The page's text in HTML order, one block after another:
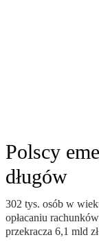
Polscy
długów
302 tys. osób w
opłacaniu
przekracza 6,1 mld